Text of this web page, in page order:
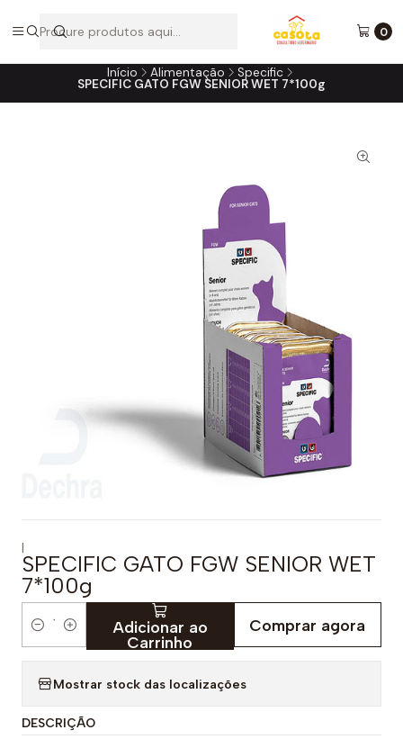
0
A loja online do consultório do seu melhor amigo!
Início Alimentação Specific
SPECIFIC GATO FGW SENIOR WET 7*100g
|
SPECIFIC GATO FGW SENIOR WET
7*100g
t
Adicionar ao
Carrinho
Comprar agora
Mostrar stock das localizações
DESCRIÇÃO